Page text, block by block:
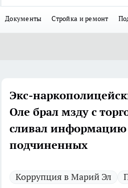
Документы Стройка и ремонт
Экс-
Оле брал мзду с
сливал информацию
подчиненных
Коррупция в Марий Эл